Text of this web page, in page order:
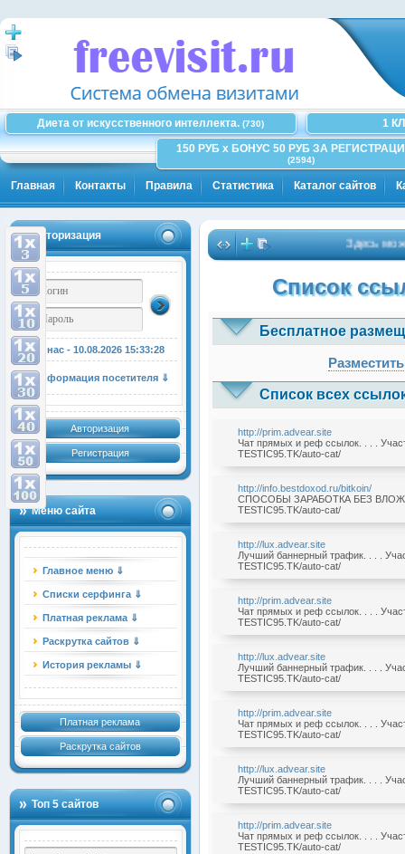
Диета от искусственного интеллекта. (730)
1
150 РУБ x БОНУС 50 РУБ ЗА
(2594)
Главная Контакты Правила Статистика Каталог сайтов
Авторизация
У нас - 10.08.2026 15:33:29
Информация посетителя ⇓
Авторизация
Регистрация
Меню сайта
Главное меню ⇓
Списки серфинга ⇓
Платная реклама ⇓
Раскрутка сайтов ⇓
История рекламы ⇓
Платная реклама
Раскрутка сайтов
Топ 5 сайтов
Здесь может
Список
Бесплатное
Список всех
http://prim.advear.site
Чат прямых и реф ссылок. . . .
TESTIC95.TK/auto-cat/
http://info.bestdoxod.ru/bitkoin/
СПОСОБЫ ЗАРАБОТКА БЕЗ
TESTIC95.TK/auto-cat/
http://lux.advear.site
Лучший баннерный трафик. . . .
TESTIC95.TK/auto-cat/
http://prim.advear.site
Чат прямых и реф ссылок. . . .
TESTIC95.TK/auto-cat/
http://lux.advear.site
Лучший баннерный трафик. . . .
TESTIC95.TK/auto-cat/
http://prim.advear.site
Чат прямых и реф ссылок. . . .
TESTIC95.TK/auto-cat/
http://lux.advear.site
Лучший баннерный трафик. . . .
TESTIC95.TK/auto-cat/
http://prim.advear.site
Чат прямых и реф ссылок. . . .
TESTIC95.TK/auto-cat/